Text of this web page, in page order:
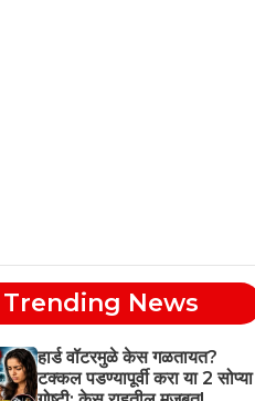
Trending News
हार्ड वॉटरमुळे केस गळतायत?
टक्कल पडण्यापूर्वी करा या 2 सोप्या